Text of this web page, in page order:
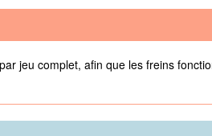
jeu complet, afin que les freins